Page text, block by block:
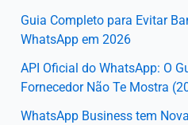
Guia Completo para Evitar
WhatsApp em 2026
API Oficial do WhatsApp: O
Fornecedor Não Te Mostra
WhatsApp Business tem